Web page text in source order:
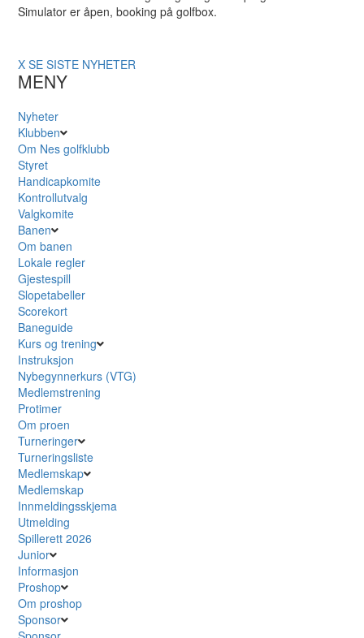
Simulator er åpen, booking på golfbox.
X SE SISTE NYHETER
MENY
Nyheter
Klubben
Om Nes golfklubb
Styret
Handicapkomite
Kontrollutvalg
Valgkomite
Banen
Om banen
Lokale regler
Gjestespill
Slopetabeller
Scorekort
Baneguide
Kurs og trening
Instruksjon
Nybegynnerkurs (VTG)
Medlemstrening
Protimer
Om proen
Turneringer
Turneringsliste
Medlemskap
Medlemskap
Innmeldingsskjema
Utmelding
Spillerett 2026
Junior
Informasjon
Proshop
Om proshop
Sponsor